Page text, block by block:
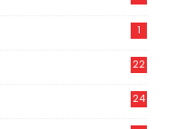
1
22
24